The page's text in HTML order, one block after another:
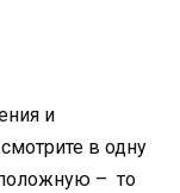
и
в одну
– то